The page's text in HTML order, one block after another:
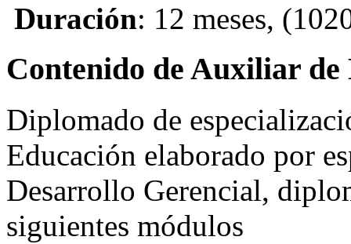
Duración: 12 meses,
Contenido de Auxiliar
Diplomado de
Educación elaborado por
Desarrollo Gerencial,
siguientes módulos